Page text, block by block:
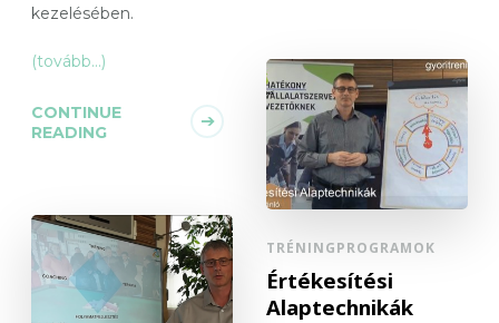
kezelésében.
(tovább…)
CONTINUE
READING
TRÉNINGPROGRAMOK
Értékesítési
Alaptechnikák